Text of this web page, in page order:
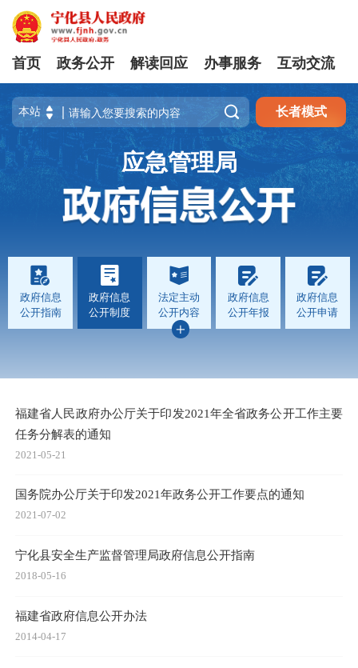
首页 政务公开 解读回应 办事服务 互动交流
 长者模式
应急管理局
政府信息
公开指南
政府信息
公开制度
法定主动
公开内容
政府信息
公开年报
政府信息
公开申请
福建省人民政府办公厅关于印发2021年全省政务公开工作主要
任务分解表的通知
2021-05-21
国务院办公厅关于印发2021年政务公开工作要点的通知
2021-07-02
宁化县安全生产监督管理局政府信息公开指南
2018-05-16
福建省政府信息公开办法
2014-04-17